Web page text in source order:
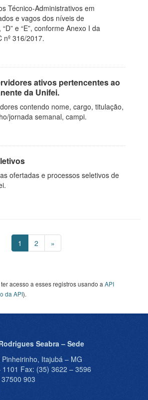
Técnico-Administrativos em
e vagos dos níveis de
“D” e “E”, conforme Anexo I da
nº 316/2017.
ativos pertencentes ao
da Unifei.
contendo nome, cargo, titulação,
jornada semanal, campi.
ofertadas e processos seletivos de
1 2 »
acesso a esses registros usando a API
da API).
Seabra – Sede
Itajubá – MG
Fax: (35) 3622 – 3596
903